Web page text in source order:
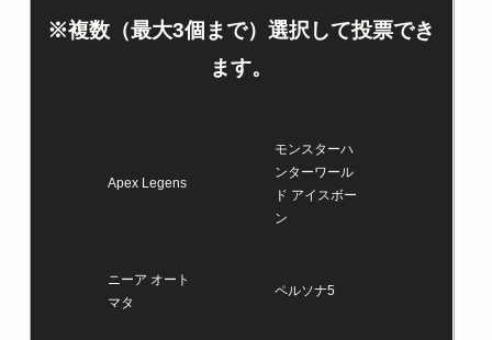
※複数（最大3個まで）選択して投票でき
ます。
Apex Legens
モンスターハ
ンターワール
ド アイスボー
ン
ニーア オート
マタ
ペルソナ5